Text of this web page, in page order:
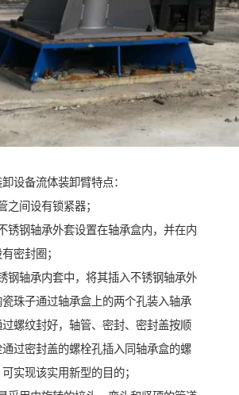
设备流体装卸臂特点：
之间设有锁紧器；
锈钢轴承外套设置在轴承盒内，并在内
密封圈；
钢轴承内套中，将其插入不锈钢轴承外
珠子通过轴承盒上的两个孔装入轴承
螺纹封好，轴管、密封、密封盖按顺
过密封盖的螺栓孔插入同轴承盒的螺
实现该实用新型的目的；